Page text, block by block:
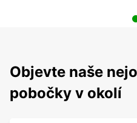
Objevte naše
pobočky v okolí